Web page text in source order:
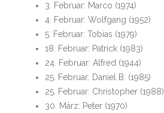
3. Februar: Marco (1974)
4. Februar: Wolfgang (1952)
5. Februar: Tobias (1979)
18. Februar: Patrick (1983)
24. Februar: Alfred (1944)
25. Februar: Daniel B. (1985)
25. Februar: Christopher (1988)
30. März: Peter (1970)